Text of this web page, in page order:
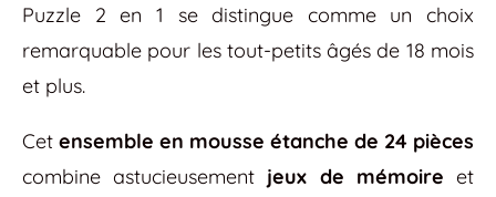
Puzzle 2 en 1 se distingue comme un choix
remarquable pour les tout-petits âgés de 18 mois
et plus.
Cet ensemble en mousse étanche de 24 pièces
combine astucieusement jeux de mémoire et